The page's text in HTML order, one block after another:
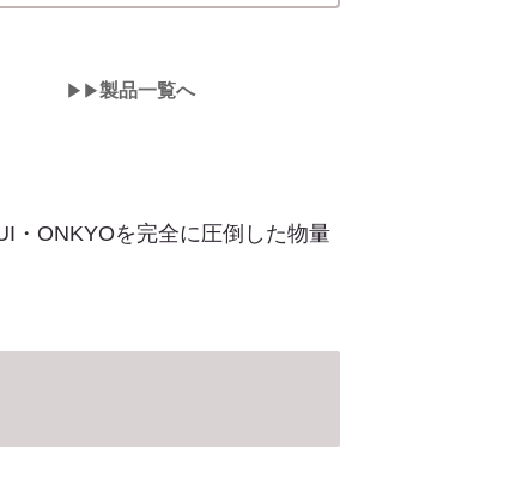
▶︎▶︎製品一覧へ
・ONKYOを完全に圧倒した物量